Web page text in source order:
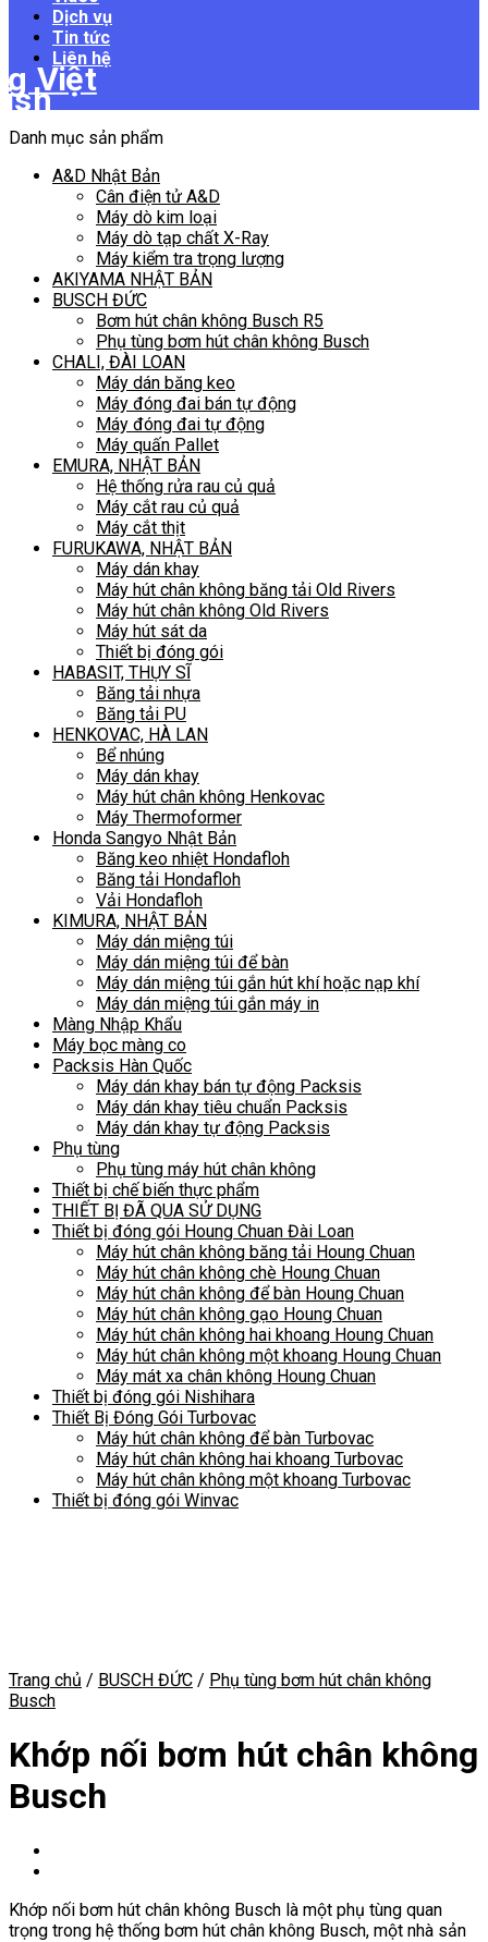
Dịch vụ
Tin tức
Liên hệ
Danh mục sản phẩm
A&D Nhật Bản
Cân điện tử A&D
Máy dò kim loại
Máy dò tạp chất X-Ray
Máy kiểm tra trọng lượng
AKIYAMA NHẬT BẢN
BUSCH ĐỨC
Bơm hút chân không Busch R5
Phụ tùng bơm hút chân không Busch
CHALI, ĐÀI LOAN
Máy dán băng keo
Máy đóng đai bán tự động
Máy đóng đai tự động
Máy quấn Pallet
EMURA, NHẬT BẢN
Hệ thống rửa rau củ quả
Máy cắt rau củ quả
Máy cắt thịt
FURUKAWA, NHẬT BẢN
Máy dán khay
Máy hút chân không băng tải Old Rivers
Máy hút chân không Old Rivers
Máy hút sát da
Thiết bị đóng gói
HABASIT, THỤY SĨ
Băng tải nhựa
Băng tải PU
HENKOVAC, HÀ LAN
Bể nhúng
Máy dán khay
Máy hút chân không Henkovac
Máy Thermoformer
Honda Sangyo Nhật Bản
Băng keo nhiệt Hondafloh
Băng tải Hondafloh
Vải Hondafloh
KIMURA, NHẬT BẢN
Máy dán miệng túi
Máy dán miệng túi để bàn
Máy dán miệng túi gắn hút khí hoặc nạp khí
Máy dán miệng túi gắn máy in
Màng Nhập Khẩu
Máy bọc màng co
Packsis Hàn Quốc
Máy dán khay bán tự động Packsis
Máy dán khay tiêu chuẩn Packsis
Máy dán khay tự động Packsis
Phụ tùng
Phụ tùng máy hút chân không
Thiết bị chế biến thực phẩm
THIẾT BỊ ĐÃ QUA SỬ DỤNG
Thiết bị đóng gói Houng Chuan Đài Loan
Máy hút chân không băng tải Houng Chuan
Máy hút chân không chè Houng Chuan
Máy hút chân không để bàn Houng Chuan
Máy hút chân không gạo Houng Chuan
Máy hút chân không hai khoang Houng Chuan
Máy hút chân không một khoang Houng Chuan
Máy mát xa chân không Houng Chuan
Thiết bị đóng gói Nishihara
Thiết Bị Đóng Gói Turbovac
Máy hút chân không để bàn Turbovac
Máy hút chân không hai khoang Turbovac
Máy hút chân không một khoang Turbovac
Thiết bị đóng gói Winvac
Trang chủ / BUSCH ĐỨC / Phụ tùng bơm hút chân không
Busch
Khớp nối bơm hút chân không
Busch
Khớp nối bơm hút chân không Busch là một phụ tùng quan
trọng trong hệ thống bơm hút chân không Busch, một nhà sản